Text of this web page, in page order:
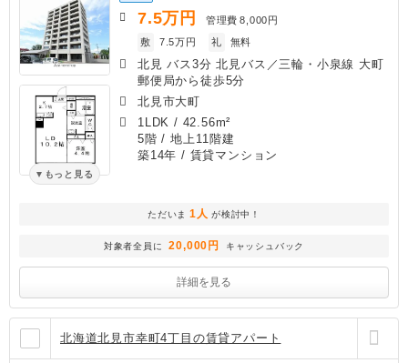
もっと見る
7.5万円 管理費 8,000円
敷
7.5万円 礼 無料
北見 バス3分 北見バス／三輪・小泉線 大町
郵便局から徒歩5分
北見市大町
1LDK / 42.56m²
5階 / 地上11階建
築14年 / 賃貸マンション
ただいま 1人 が検討中！
対象者全員に 20,000円 キャッシュバック
詳細を見る
北海道北見市幸町4丁目の賃貸アパート